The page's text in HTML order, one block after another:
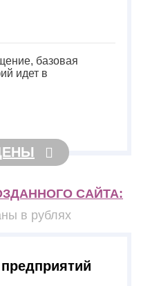
базовая
идет в
САЙТА:
в рублях